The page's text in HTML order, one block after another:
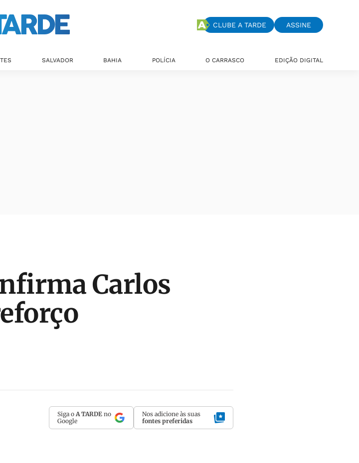
CLUBE A TARDE ASSINE
SALVADOR BAHIA POLÍCIA O CARRASCO EDIÇÃO DIGITAL
Carlos
Siga o A TARDE no
Google
Nos adicione às suas
fontes preferidas